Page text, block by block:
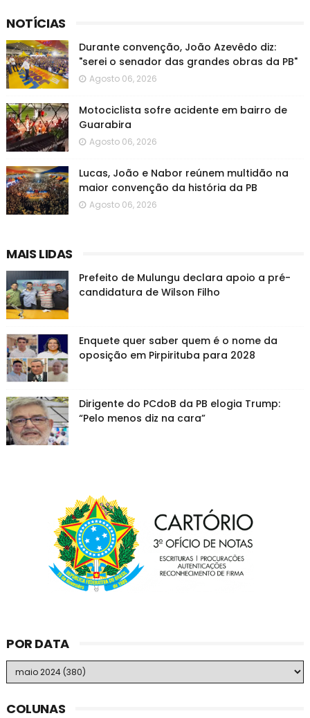
NOTÍCIAS
Durante convenção, João Azevêdo diz:
"serei o senador das grandes obras da PB"
Agosto 06, 2026
Motociclista sofre acidente em bairro de
Guarabira
Agosto 06, 2026
Lucas, João e Nabor reúnem multidão na
maior convenção da história da PB
Agosto 06, 2026
MAIS LIDAS
Prefeito de Mulungu declara apoio a pré-
candidatura de Wilson Filho
Enquete quer saber quem é o nome da
oposição em Pirpirituba para 2028
Dirigente do PCdoB da PB elogia Trump:
“Pelo menos diz na cara”
POR DATA
COLUNAS